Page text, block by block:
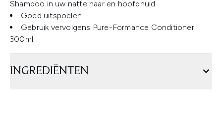
Shampoo in uw natte haar en hoofdhuid
Goed uitspoelen
Gebruik vervolgens Pure-Formance Conditioner
300ml
INGREDIËNTEN